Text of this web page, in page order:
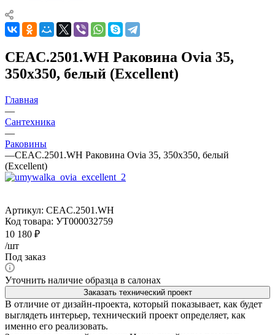
CEAC.2501.WH Раковина Ovia 35,
350x350, белый (Excellent)
Главная
—
Сантехника
—
Раковины
—CEAC.2501.WH Раковина Ovia 35, 350x350, белый
(Excellent)
Артикул: CEAC.2501.WH
Код товара: УТ000032759
10 180 ₽
/шт
Под заказ
Уточнить наличие образца в салонах
Заказать технический проект
В отличие от дизайн-проекта, который показывает, как будет
выглядеть интерьер, технический проект определяет, как
именно его реализовать.